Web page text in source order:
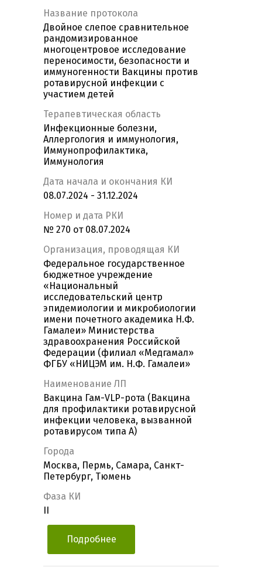
Название протокола
Двойное слепое сравнительное
рандомизированное
многоцентровое исследование
переносимости, безопасности и
иммуногенности Вакцины против
ротавирусной инфекции с
участием детей
Терапевтическая область
Инфекционные болезни,
Аллергология и иммунология,
Иммунопрофилактика,
Иммунология
Дата начала и окончания КИ
08.07.2024 - 31.12.2024
Номер и дата РКИ
№ 270 от 08.07.2024
Организация, проводящая КИ
Федеральное государственное
бюджетное учреждение
«Национальный
исследовательский центр
эпидемиологии и микробиологии
имени почетного академика Н.Ф.
Гамалеи» Министерства
здравоохранения Российской
Федерации (филиал «Медгамал»
ФГБУ «НИЦЭМ им. Н.Ф. Гамалеи»
Наименование ЛП
Вакцина Гам-VLP-рота (Вакцина
для профилактики ротавирусной
инфекции человека, вызванной
ротавирусом типа А)
Города
Москва, Пермь, Самара, Санкт-
Петербург, Тюмень
Фаза КИ
Подробнее